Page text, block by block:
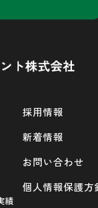
績
採用情報
新着情報
お問い合わせ
個人情報保護方